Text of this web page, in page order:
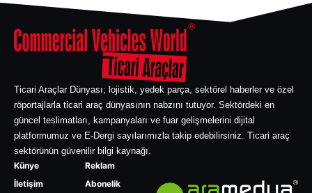
Ticari Araçlar Dünyası; lojistik, yedek parça, sektörel haberler ve özel
röportajlarla ticari araç dünyasının nabzını tutuyor. Sektördeki en
güncel teslimatları, kampanyaları ve fuar gelişmelerini dijital
platformumuz ve E-Dergi sayılarımızla takip edebilirsiniz. Ticari araç
sektörünün güvenilir bilgi kaynağı.
Künye
İletişim
Reklam
Abonelik